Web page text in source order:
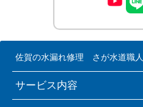
佐賀の水漏れ修理 さが水道職人
サービス内容